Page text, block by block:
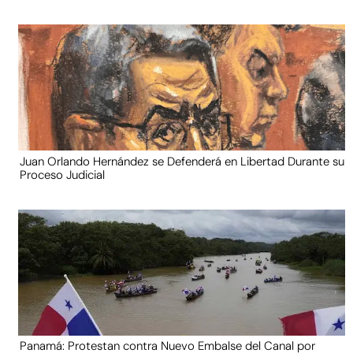
Juan Orlando Hernández se Defenderá en Libertad Durante su
Proceso Judicial
Panamá: Protestan contra Nuevo Embalse del Canal por